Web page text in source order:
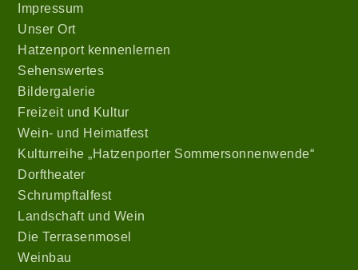
Barth.
Impressum
Unser Ort
Hatzenport kennenlernen
Sehenswertes
Bildergalerie
Freizeit und Kultur
Wein- und Heimatfest
Kulturreihe „Hatzenporter Sommersonnenwende“
Dorftheater
Schrumpftalfest
Landschaft und Wein
Die Terrasenmosel
Weinbau